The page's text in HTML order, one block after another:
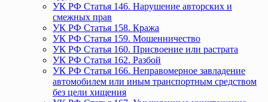
УК РФ Статья 146. Нарушение авторских и
смежных прав
УК РФ Статья 158. Кража
УК РФ Статья 159. Мошенничество
УК РФ Статья 160. Присвоение или растрата
УК РФ Статья 162. Разбой
УК РФ Статья 166. Неправомерное завладение
автомобилем или иным транспортным средством
без цели хищения